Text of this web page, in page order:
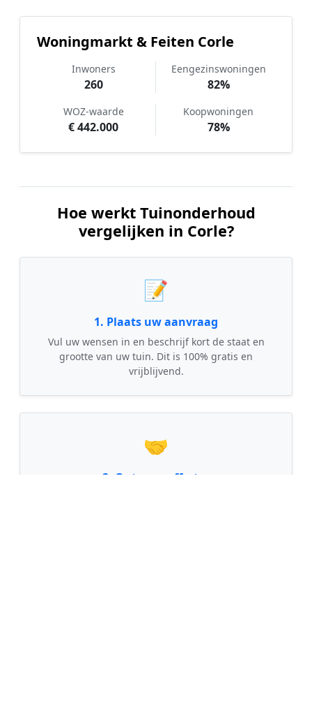
Woningmarkt & Feiten Corle
Inwoners
260
Eengezinswoningen
82%
WOZ-waarde
€ 442.000
Koopwoningen
78%
Hoe werkt Tuinonderhoud
vergelijken in Corle?
📝
1. Plaats uw aanvraag
Vul uw wensen in en beschrijf kort de staat en
grootte van uw tuin. Dit is 100% gratis en
vrijblijvend.
🤝
2. Ontvang offertes